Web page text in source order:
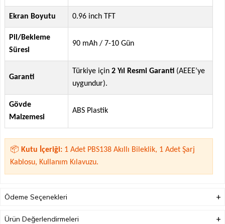
Ekran Boyutu 0.96 inch TFT
Pil/Bekleme
Süresi
90 mAh / 7-10 Gün
Garanti
Türkiye için 2 Yıl Resmi Garanti (AEEE’ye
uygundur).
Gövde
Malzemesi
ABS Plastik
📦 Kutu İçeriği: 1 Adet PBS138 Akıllı Bileklik, 1 Adet Şarj
Kablosu, Kullanım Kılavuzu.
Ödeme Seçenekleri
Ürün Değerlendirmeleri